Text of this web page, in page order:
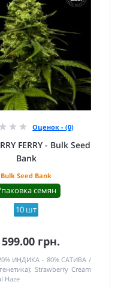
Оценок - (0)
FERRY - Bulk Seed
Bank
Bulk Seed Bank
семян
10 шт
грн.
ИНДИКА - 80% САТИВА
Strawberry Cream
Haze